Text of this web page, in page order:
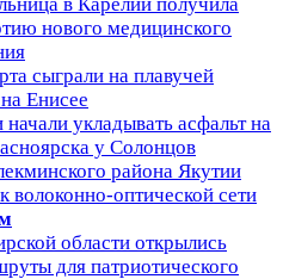
нового медицинского
сыграли на плавучей
Енисее
укладывать асфальт на
у Солонцов
района Якутии
волоконно-оптической сети
области открылись
для патриотического